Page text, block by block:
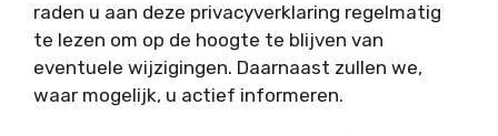
raden u aan deze privacyverklaring regelmatig
te lezen om op de hoogte te blijven van
eventuele wijzigingen. Daarnaast zullen we,
waar mogelijk, u actief informeren.